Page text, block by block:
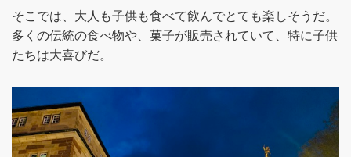
そこでは、大人も子供も食べて飲んでとても楽しそうだ。
多くの伝統の食べ物や、菓子が販売されていて、特に子供
たちは大喜びだ。